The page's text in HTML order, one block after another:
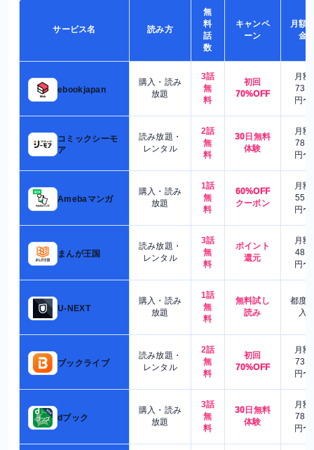
サービス名 読み方
無
料
話
数
キャンペ
ーン
月額
金
ebookjapan
購入・読み
放題
3話
無
料
初回
70%OFF
月額
730
円〜
コミックシーモ
ア
読み放題・
レンタル
2話
無
料
30日無料
体験
月額
780
円〜
Amebaマンガ
購入・読み
放題
1話
無
料
60%OFF
クーポン
月額
550
円〜
まんが王国
読み放題・
レンタル
3話
無
料
ポイント
還元
月額
480
円〜
U-NEXT
購入・読み
放題
1話
無
料
無料試し
読み
都度
入
ブックライブ
読み放題・
レンタル
2話
無
料
初回
70%OFF
月額
730
円〜
dブック
購入・読み
放題
3話
無
料
30日無料
体験
月額
780
円〜